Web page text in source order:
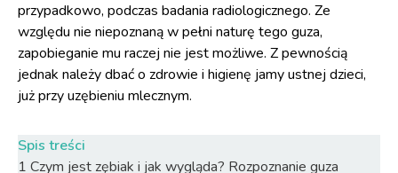
przypadkowo, podczas badania radiologicznego. Ze
względu nie niepoznaną w pełni naturę tego guza,
zapobieganie mu raczej nie jest możliwe. Z pewnością
jednak należy dbać o zdrowie i higienę jamy ustnej dzieci,
już przy uzębieniu mlecznym.
Spis treści
1 Czym jest zębiak i jak wygląda? Rozpoznanie guza